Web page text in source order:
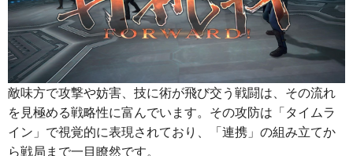
敵味方で攻撃や妨害、技に術が飛び交う戦闘は、その流れ
を見極める戦略性に富んでいます。その攻防は「タイムラ
イン」で視覚的に表現されており、「連携」の組み立てか
ら戦局まで一目瞭然です。